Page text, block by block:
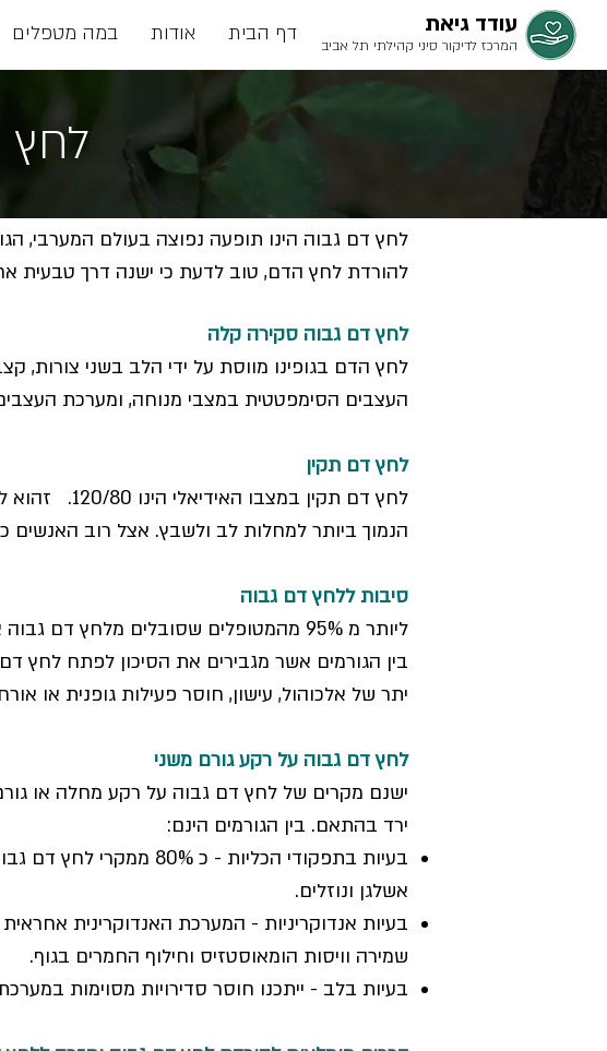
דף הבית אודות במה מטפלים עודד גיאת
המרכז לדיקור סיני קהילתי תל אביב
לחץ
לחץ דם גבוה הינו תופעה נפוצה בעולם המערבי,
להורדת לחץ הדם, טוב לדעת כי ישנה דרך טבעית
לחץ דם גבוה סקירה קלה
לחץ הדם בגופינו מווסת על ידי הלב בשני צורות,
העצבים הסימפטטית במצבי מנוחה, ומערכת
לחץ דם תקין
לחץ דם
הנמוך ביותר למחלות לב ולשבץ. אצל רוב האנשים כיום לחץ הדם
סיבות ללחץ דם גבוה
ליותר מ 95% מהמטופלים שסובלים מלחץ דם גבוה אין כל סיבה או גורם ידוע ברפואה המערבית.
בין הגורמים אשר מגבירים את הסיכון לפתח לחץ
יתר של אלכוהול, עישון, חוסר פעילות גופנית או
לחץ דם גבוה על רקע גורם משני
ישנם מקרים של לחץ דם גבוה על רקע מחלה או
ירד בהתאם. בין הגורמים הינם:
בעיות בתפקודי
אשלגן ונוזלים.
בעיות אנדוקריניות - המערכת האנדוקרינית
שמירה וויסות הומאוסטזיס וחילוף החמרים בגוף.
בעיות בלב - ייתכנו חוסר סדירויות מסוימות